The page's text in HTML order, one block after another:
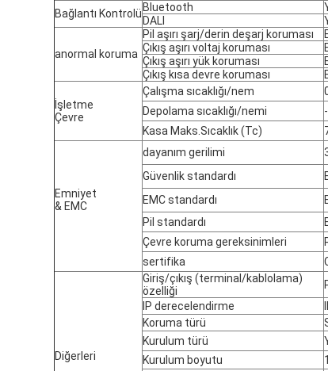
Bağlantı Kontrolü Bluetooth
DALI
anormal koruma
Pil aşırı şarj/derin deşarj koruması
Çıkış aşırı voltaj koruması
Çıkış aşırı yük koruması
Çıkış kısa devre koruması
İşletme
Çevre
Çalışma sıcaklığı/nem
Depolama sıcaklığı/nemi
Kasa Maks.Sıcaklık (Tc)
Emniyet
& EMC
dayanım gerilimi
Güvenlik standardı
EMC standardı
Pil standardı
Çevre koruma gereksinimleri
sertifika
Diğerleri
Giriş/çıkış (terminal/kablolama)
özelliği
IP derecelendirme
Koruma türü
Kurulum türü
Kurulum boyutu